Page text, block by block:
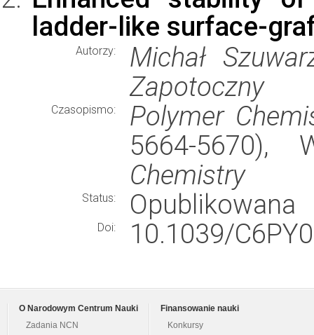
ladder-like surface-
Autorzy:
Michał
Zapotoczny
Czasopismo:
Polymer
5664-5670),
Chemistry
Status: Opublikowana
Doi: 10.1039/
O Narodowym Centrum Nauki
Zadania NCN
Finansowanie nauki
Konkursy